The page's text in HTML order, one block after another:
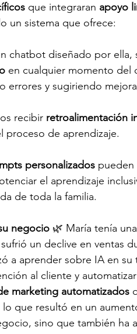
que integraran apoyo
un sistema que ofrece:
chatbot diseñado por ella,
en cualquier momento del
errores y sugiriendo
recibir retroalimentación
proceso de aprendizaje.
personalizados pueden
el aprendizaje
de toda la familia.
negocio 🌿 María tenía
un declive en ventas
a aprender sobre IA en
al cliente y
marketing automatizados
que resultó en un
sino que también ha